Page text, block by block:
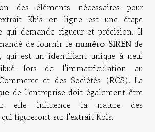
des éléments nécessaires pour
Kbis en ligne est une étape
qui demande rigueur et précision. Il
de fournir le numéro SIRENde
qui est un identifiant unique à neuf
lors de l'immatriculation au
et des Sociétés (RCS). La
de l'entreprise doit également être
elle influence la nature des
figureront sur l'extrait Kbis.